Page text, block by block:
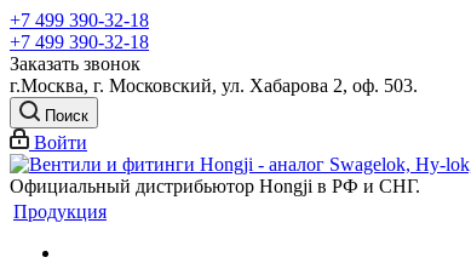
+7 499 390-32-18
+7 499 390-32-18
Заказать звонок
г.Москва, г. Московский, ул. Хабарова 2, оф. 503.
Поиск
Войти
Официальный дистрибьютор Hongji в РФ и СНГ.
Продукция